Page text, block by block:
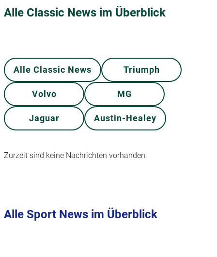
Alle Classic News im Überblick
Alle Classic News Triumph
Volvo MG
Jaguar Austin-Healey
Zurzeit sind keine Nachrichten vorhanden.
Alle Sport News im Überblick